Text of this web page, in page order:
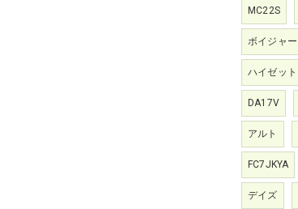
MC22S
ボイジャー
ハイゼット
DA17V
アルト
FC7JKYA
デイズ